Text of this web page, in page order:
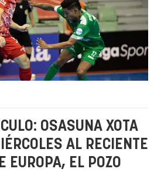
OSASUNA XOTA
AL RECIENTE
EUROPA, EL POZO